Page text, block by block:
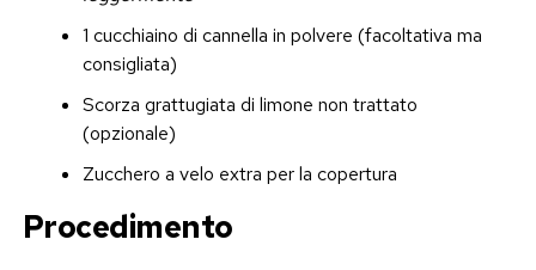
1 cucchiaino di cannella in polvere (facoltativa ma
consigliata)
Scorza grattugiata di limone non trattato
(opzionale)
Zucchero a velo extra per la copertura
Procedimento